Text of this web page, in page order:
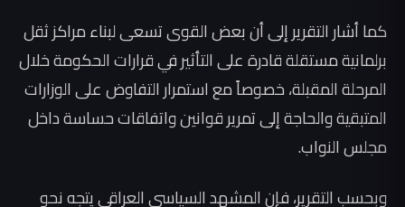
كما أشار التقرير إلى أن بعض القوى تسعى لبناء مراكز ثقل
برلمانية مستقلة قادرة على التأثير في قرارات الحكومة خلال
المرحلة المقبلة، خصوصاً مع استمرار التفاوض على الوزارات
المتبقية والحاجة إلى تمرير قوانين واتفاقات حساسة داخل
مجلس النواب.
وبحسب التقرير، فإن المشهد السياسي العراقي يتجه نحو